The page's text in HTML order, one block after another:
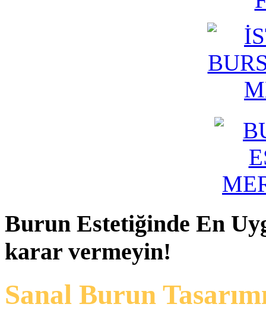
belirleniyor.Operasyon randevunuz verildikten
mevcut olan tam donanımlı ameliyathanemizde
anlaşmalı Otel'e bir refakatçi eşliğinde otele
Burun Estetiğinde En
karar vermeyin!
Sanal Burun